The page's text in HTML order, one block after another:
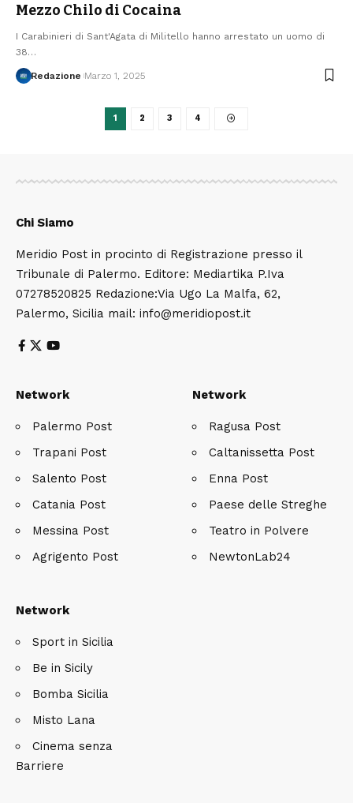
Mezzo Chilo di Cocaina
I Carabinieri di Sant'Agata di Militello hanno arrestato un uomo di
38…
Redazione Marzo 1, 2025
1 2 3 4
Chi Siamo
Meridio Post in procinto di Registrazione presso il
Tribunale di Palermo. Editore: Mediartika P.Iva
07278520825 Redazione:Via Ugo La Malfa, 62,
Palermo, Sicilia mail: info@meridiopost.it
Network
Palermo Post
Trapani Post
Salento Post
Catania Post
Messina Post
Agrigento Post
Network
Ragusa Post
Caltanissetta Post
Enna Post
Paese delle Streghe
Teatro in Polvere
NewtonLab24
Network
Sport in Sicilia
Be in Sicily
Bomba Sicilia
Misto Lana
Cinema senza
Barriere